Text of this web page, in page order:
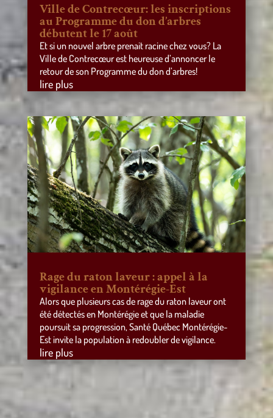
Ville de Contrecœur: les inscriptions
au Programme du don d’arbres
débutent le 17 août
Et si un nouvel arbre prenait racine chez vous? La
Ville de Contrecœur est heureuse d’annoncer le
retour de son Programme du don d’arbres!
lire plus
Rage du raton laveur : appel à la
vigilance en Montérégie-Est
Alors que plusieurs cas de rage du raton laveur ont
été détectés en Montérégie et que la maladie
poursuit sa progression, Santé Québec Montérégie-
Est invite la population à redoubler de vigilance.
lire plus